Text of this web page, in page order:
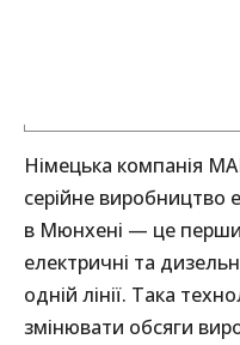
Німецька компанія
серійне виробництво
в Мюнхені — це
електричні та
одній лінії. Така
змінювати обсяги